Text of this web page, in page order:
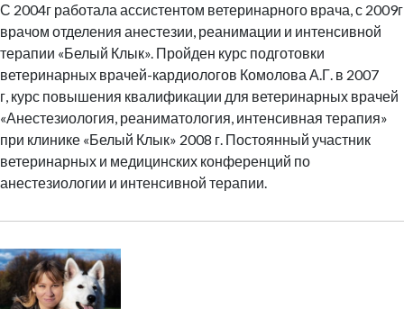
С 2004г работала ассистентом ветеринарного врача, с 2009г
врачом отделения анестезии, реанимации и интенсивной
терапии «Белый Клык». Пройден курс подготовки
ветеринарных врачей-кардиологов Комолова А.Г. в 2007
г, курс повышения квалификации для ветеринарных врачей
«Анестезиология, реаниматология, интенсивная терапия»
при клинике «Белый Клык» 2008 г. Постоянный участник
ветеринарных и медицинских конференций по
анестезиологии и интенсивной терапии.